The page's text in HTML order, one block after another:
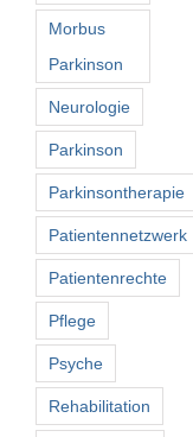
Morbus
Parkinson
Neurologie
Parkinson
Parkinsontherapie
Patientennetzwerk
Patientenrechte
Pflege
Psyche
Rehabilitation